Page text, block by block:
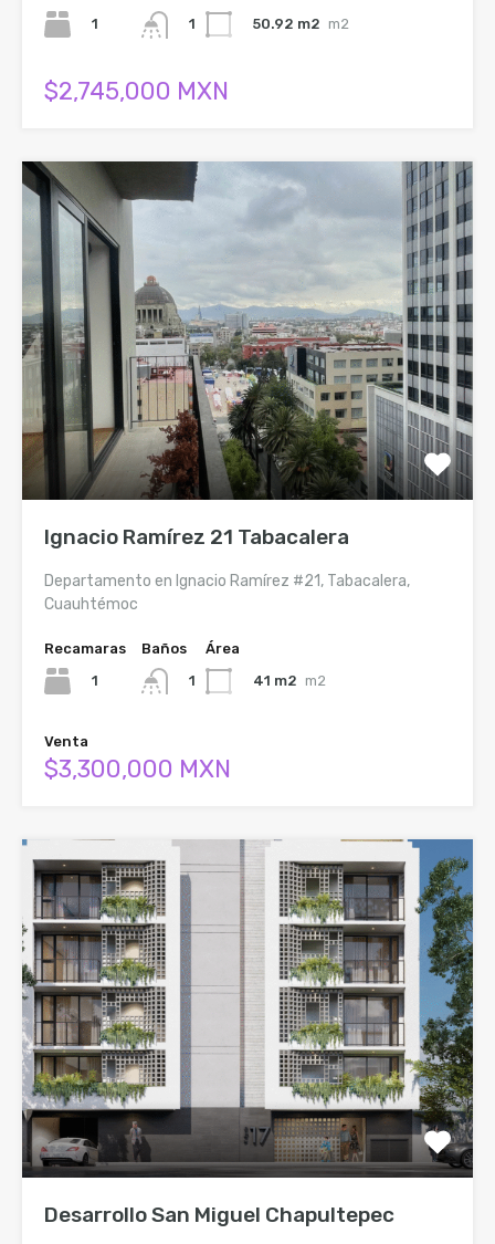
1
1
50.92 m2 m2
$2,745,000 MXN
Ignacio Ramírez 21 Tabacalera
Departamento en Ignacio Ramírez #21, Tabacalera,
Cuauhtémoc
Recamaras
1
Baños
1
Área
41 m2 m2
Venta
$3,300,000 MXN
Desarrollo San Miguel Chapultepec